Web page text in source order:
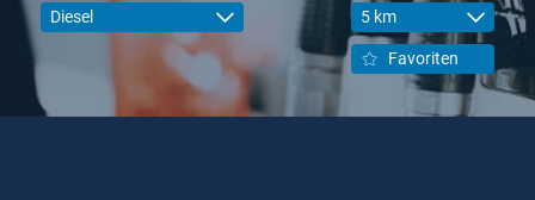
Diesel 5 km
Favoriten